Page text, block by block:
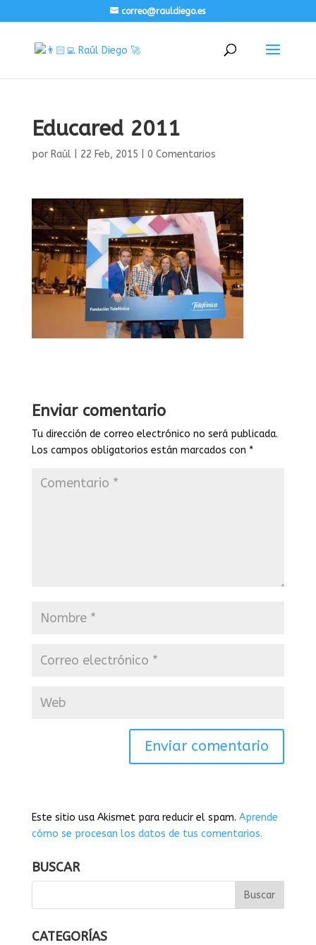
correo@rauldiego.es
Educared 2011
por Raúl| 22 Feb, 2015 0 Comentarios
Enviar comentario
Tu dirección de correo electrónico no será publicada.
Los campos obligatorios están marcados con *
Este sitio usa Akismet para reducir el spam. Aprende
cómo se procesan los datos de tus comentarios.
BUSCAR
CATEGORÍAS